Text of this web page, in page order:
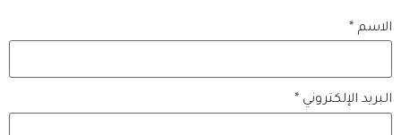
الاسم *
البريد الإلكتروني *